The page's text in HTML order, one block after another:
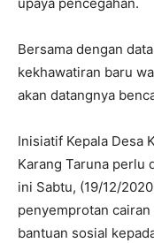
Bersama dengan
kekhawatiran baru
akan datangnya
Inisiatif Kepala Desa
Karang Taruna perlu
ini Sabtu, (19/12/
penyemprotan
bantuan sosial